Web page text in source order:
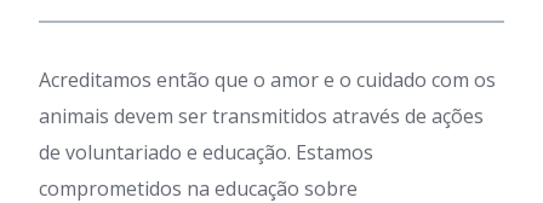
Acreditamos então que o amor e o cuidado com os
animais devem ser transmitidos através de ações
de voluntariado e educação. Estamos
comprometidos na educação sobre